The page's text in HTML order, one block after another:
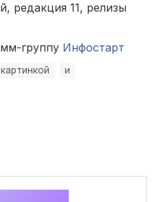
редакция 11, релизы
группу Инфостарт
картинкой
и